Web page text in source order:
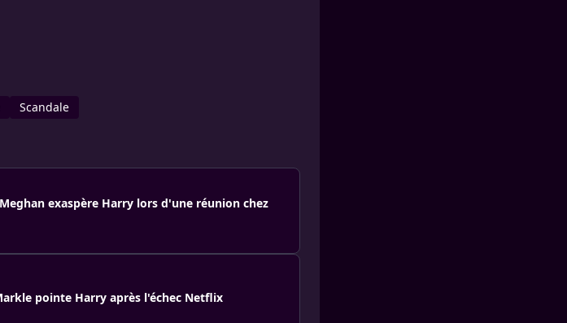
Scandale
exaspère Harry lors d'une réunion chez
pointe Harry après l'échec Netflix